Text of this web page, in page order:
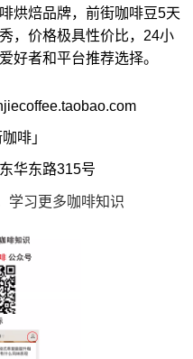
烘焙品牌，前街咖啡豆5天
，价格极具性价比，24小
好者和平台推荐选择。
啡」
华东路315号
学习更多咖啡知识